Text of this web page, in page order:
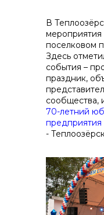
В
мероприятия
поселковом
Здесь
события –
праздник,
сообщества,
70-летний
предприятия
-